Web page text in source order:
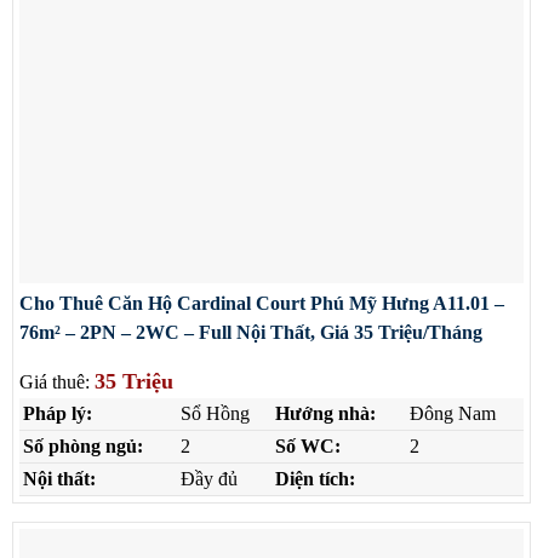
Cho Thuê Căn Hộ Cardinal Court Phú Mỹ Hưng A11.01 –
76m² – 2PN – 2WC – Full Nội Thất, Giá 35 Triệu/Tháng
Giá thuê: 35 Triệu
Pháp lý: Sổ Hồng Hướng nhà:
Đông Nam
Số phòng ngủ:
2 Số WC:
2
Nội thất:
Đầy đủ Diện tích: